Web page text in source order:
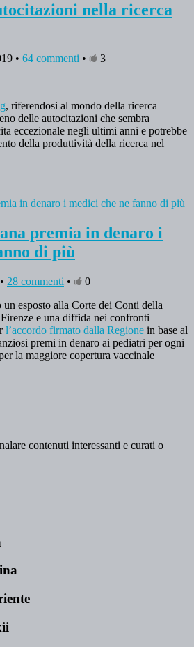
nella ricerca
• 64 commenti •
3
, riferendosi al mondo della ricerca
delle autocitazioni che sembra
eccezionale negli ultimi anni e potrebbe
della produttività della ricerca nel
premia in denaro i
di più
28 commenti •
0
un esposto alla Corte dei Conti della
e una diffida nei confronti
l’accordo firmato dalla Regione in base al
premi in denaro ai pediatri per ogni
la maggiore copertura vaccinale
contenuti interessanti e curati o